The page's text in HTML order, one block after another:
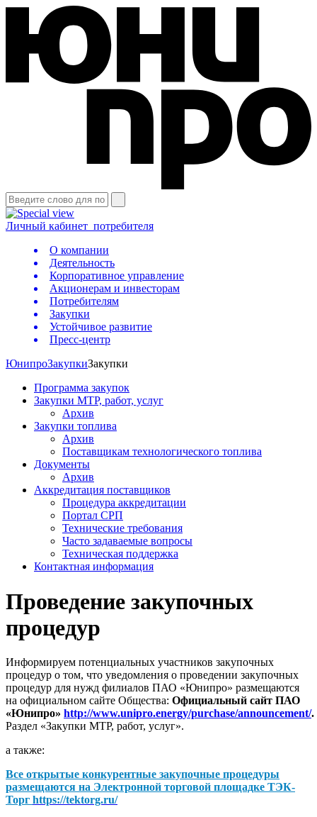
Личный кабинет потребителя
О компании
Деятельность
Корпоративное управление
Акционерам и инвесторам
Потребителям
Закупки
Устойчивое развитие
Пресс-центр
ЮнипроЗакупкиЗакупки
Программа закупок
Закупки МТР, работ, услуг
Архив
Закупки топлива
Архив
Поставщикам технологического топлива
Документы
Архив
Аккредитация поставщиков
Процедура аккредитации
Портал СРП
Технические требования
Часто задаваемые вопросы
Техническая поддержка
Контактная информация
Проведение закупочных
процедур
Информируем потенциальных участников закупочных
процедур о том, что уведомления о проведении закупочных
процедур для нужд филиалов ПАО «Юнипро» размещаются
на официальном сайте Общества: Официальный сайт ПАО
«Юнипро» http://www.unipro.energy/purchase/announcement/.
Раздел «Закупки МТР, работ, услуг».
а также:
Все открытые конкурентные закупочные процедуры
размещаются на Электронной торговой площадке ТЭК-
Торг https://tektorg.ru/